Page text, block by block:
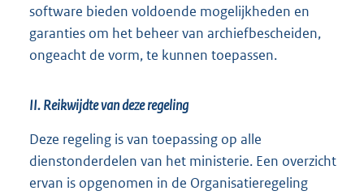
software bieden voldoende mogelijkheden en
garanties om het beheer van archiefbescheiden,
ongeacht de vorm, te kunnen toepassen.
II. Reikwijdte van deze regeling
Deze regeling is van toepassing op alle
dienstonderdelen van het ministerie. Een overzicht
ervan is opgenomen in de Organisatieregeling